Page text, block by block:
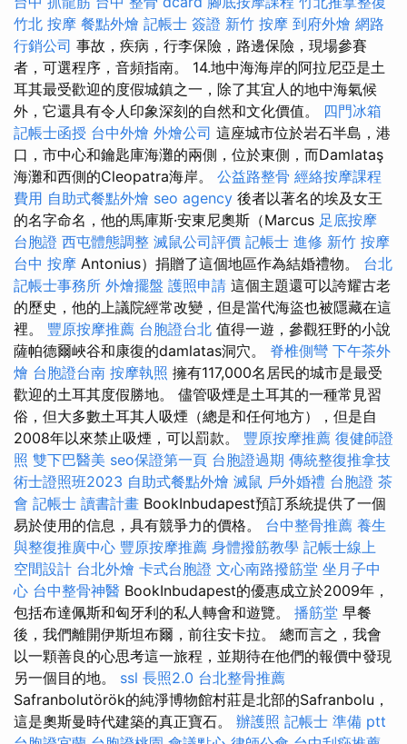
竹北 按摩 餐點外燴 記帳士 簽證 新竹 按摩 到府外燴 網路
行銷公司 事故，疾病，行李保險，路邊保險，現場參賽
者，可選程序，音頻指南。 14.地中海海岸的阿拉尼亞是土
耳其最受歡迎的度假城鎮之一，除了其宜人的地中海氣候
外，它還具有令人印象深刻的自然和文化價值。 四門冰箱
記帳士函授 台中外燴 外燴公司 這座城市位於岩石半島，港
口，市中心和鑰匙庫海灘的兩側，位於東側，而Damlataş
海灘和西側的Cleopatra海岸。 公益路整骨 經絡按摩課程
費用 自助式餐點外燴 seo agency 後者以著名的埃及女王
的名字命名，他的馬庫斯·安東尼奧斯（Marcus 足底按摩
台胞證 西屯體態調整 滅鼠公司評價 記帳士 進修 新竹 按摩
台中 按摩 Antonius）捐贈了這個地區作為結婚禮物。 台北
記帳士事務所 外燴擺盤 護照申請 這個主題還可以誇耀古老
的歷史，他的上議院經常改變，但是當代海盜也被隱藏在這
裡。 豐原按摩推薦 台胞證台北 值得一遊，參觀狂野的小說
薩帕德爾峽谷和康復的damlatas洞穴。 脊椎側彎 下午茶外
燴 台胞證台南 按摩執照 擁有117,000名居民的城市是最受
歡迎的土耳其度假勝地。 儘管吸煙是土耳其的一種常見習
俗，但大多數土耳其人吸煙（總是和任何地方），但是自
2008年以來禁止吸煙，可以罰款。 豐原按摩推薦 復健師證
照 雙下巴醫美 seo保證第一頁 台胞證過期 傳統整復推拿技
術士證照班2023 自助式餐點外燴 滅鼠 戶外婚禮 台胞證 茶
會 記帳士 讀書計畫 BookInbudapest預訂系統提供了一個
易於使用的信息，具有競爭力的價格。 台中整骨推薦 養生
與整復推廣中心 豐原按摩推薦 身體撥筋教學 記帳士線上
空間設計 台北外燴 卡式台胞證 文心南路撥筋堂 坐月子中
心 台中整骨神醫 BookInbudapest的優惠成立於2009年，
包括布達佩斯和匈牙利的私人轉會和遊覽。 播筋堂 早餐
後，我們離開伊斯坦布爾，前往安卡拉。 總而言之，我會
以一顆善良的心思考這一旅程，並期待在他們的報價中發現
另一個目的地。 ssl 長照2.0 台北整骨推薦
Safranbolutörök的純淨博物館村莊是北部的Safranbolu，
這是奧斯曼時代建築的真正寶石。 辦護照 記帳士 準備 ptt